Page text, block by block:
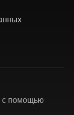
с помощью